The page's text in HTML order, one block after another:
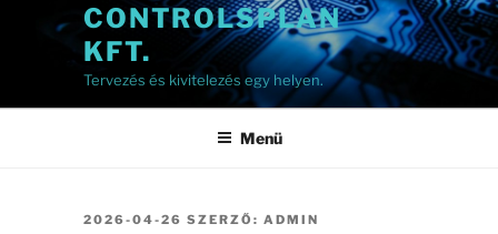
CONTROLSPLAN
KFT.
Tervezés és kivitelezés egy helyen.
Menü
BEKÜLDVE:
2026-04-26 SZERZŐ: ADMIN